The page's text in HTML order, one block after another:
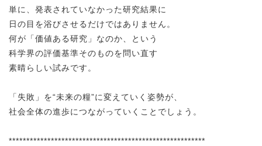
単に、発表されていなかった研究結果に
日の目を浴びさせるだけではありません。
何が「価値ある研究」なのか、という
科学界の評価基準そのものを問い直す
素晴らしい試みです。
「失敗」を“未来の糧”に変えていく姿勢が、
社会全体の進歩につながっていくことでしょう。
********************************************************